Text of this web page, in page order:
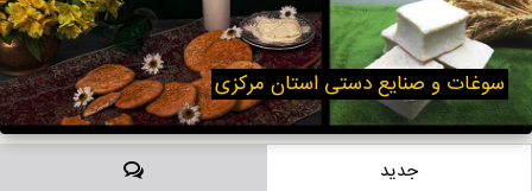
سوغات و صنایع دستی استان مرکزی
جدید دیدگاه‌ها